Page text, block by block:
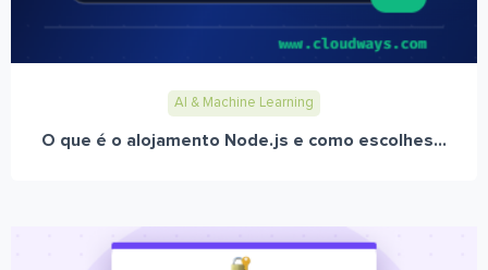
AI & Machine Learning
O que é o alojamento Node.js e como escolhes...